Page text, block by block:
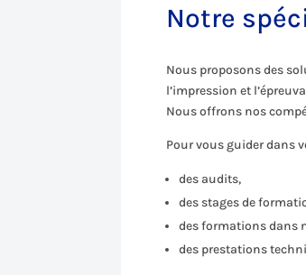
Notre
Nous proposons des
l’impression et
Nous offrons nos
Pour vous guider dans
des audits,
des stages de
des formations dans
des prestations